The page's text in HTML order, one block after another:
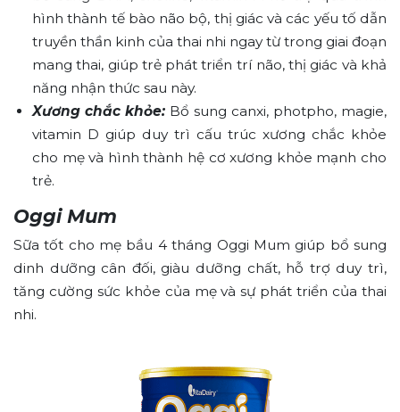
hình thành tế bào não bộ, thị giác và các yếu tố dẫn
truyền thần kinh của thai nhi ngay từ trong giai đoạn
mang thai, giúp trẻ phát triển trí não, thị giác và khả
năng nhận thức sau này.
Xương chắc khỏe: Bổ sung canxi, photpho, magie,
vitamin D giúp duy trì cấu trúc xương chắc khỏe
cho mẹ và hình thành hệ cơ xương khỏe mạnh cho
trẻ.
Oggi Mum
Sữa tốt cho mẹ bầu 4 tháng Oggi Mum giúp bổ sung
dinh dưỡng cân đối, giàu dưỡng chất, hỗ trợ duy trì,
tăng cường sức khỏe của mẹ và sự phát triển của thai
nhi.